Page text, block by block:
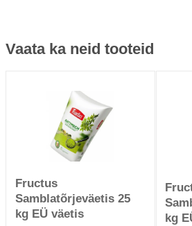
Vaata ka neid tooteid
Fructus
Samblatõrjeväetis 25
kg EÜ väetis
kg